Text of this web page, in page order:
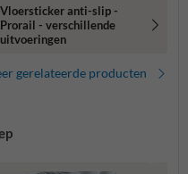
Vloersticker anti-slip -
Prorail - verschillende
uitvoeringen
gerelateerde producten